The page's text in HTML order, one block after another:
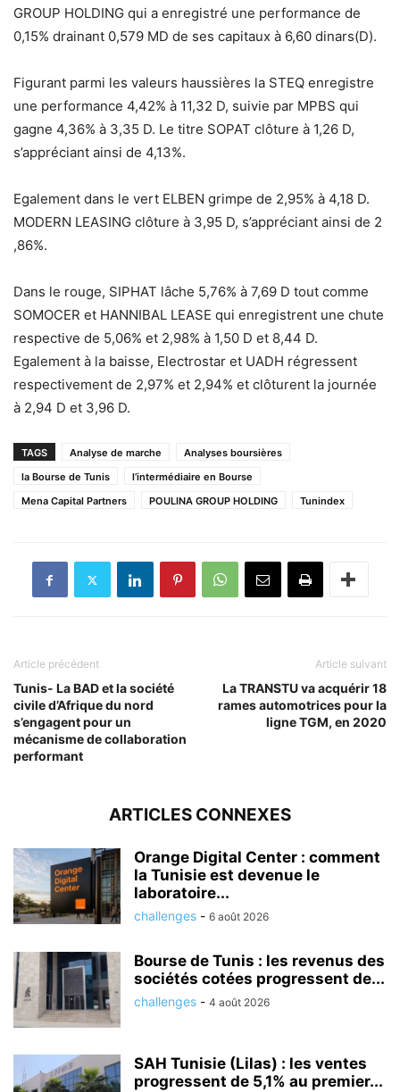
GROUP HOLDING qui a enregistré une performance de
0,15% drainant 0,579 MD de ses capitaux à 6,60 dinars(D).
Figurant parmi les valeurs haussières la STEQ enregistre
une performance 4,42% à 11,32 D, suivie par MPBS qui
gagne 4,36% à 3,35 D. Le titre SOPAT clôture à 1,26 D,
s’appréciant ainsi de 4,13%.
Egalement dans le vert ELBEN grimpe de 2,95% à 4,18 D.
MODERN LEASING clôture à 3,95 D, s’appréciant ainsi de 2
,86%.
Dans le rouge, SIPHAT lâche 5,76% à 7,69 D tout comme
SOMOCER et HANNIBAL LEASE qui enregistrent une chute
respective de 5,06% et 2,98% à 1,50 D et 8,44 D.
Egalement à la baisse, Electrostar et UADH régressent
respectivement de 2,97% et 2,94% et clôturent la journée
à 2,94 D et 3,96 D.
TAGS Analyse de marche
Analyses boursières
la Bourse de Tunis
l’intermédiaire en Bourse
Mena Capital Partners
POULINA GROUP HOLDING Tunindex
Article précédent
Tunis- La BAD et la société
civile d’Afrique du nord
s’engagent pour un
mécanisme de collaboration
performant
Article suivant
La TRANSTU va acquérir 18
rames automotrices pour la
ligne TGM, en 2020
ARTICLES CONNEXES
Orange Digital Center : comment
la Tunisie est devenue le
laboratoire...
challenges - 6 août 2026
Bourse de Tunis : les revenus des
sociétés cotées progressent de...
challenges - 4 août 2026
SAH Tunisie (Lilas) : les ventes
progressent de 5,1% au premier...